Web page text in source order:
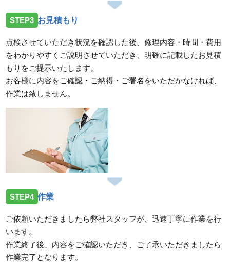
STEP3 お見積もり
点検させていただき状況を確認した後、修理内容・時間・費用
をわかりやすくご説明させていただき、明確に記載したお見積
もりをご提示いたします。
お客様に内容をご確認・ご納得・ご署名をいただかなければ、
作業は致しません。
STEP4 作業
ご依頼いただきましたら弊社スタッフが、迅速丁寧に作業を行
います。
作業終了後、内容をご確認いただき、ご了承いただきましたら
作業完了となります。